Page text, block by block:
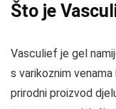
Što je
Vasculief je gel
s varikoznim
prirodni proizvod